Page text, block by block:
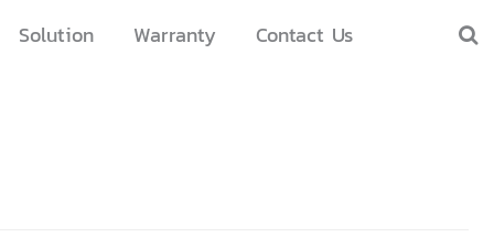
Solution Warranty Contact Us